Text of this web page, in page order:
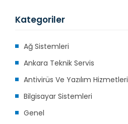
Kategoriler
Ağ Sistemleri
Ankara Teknik Servis
Antivirüs Ve Yazılım Hizmetleri
Bilgisayar Sistemleri
Genel